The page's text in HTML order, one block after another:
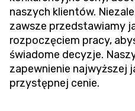
naszych klientów.
zawsze przedstawiamy
rozpoczęciem pracy,
świadome decyzje.
zapewnienie najwyższej
przystępnej cenie.